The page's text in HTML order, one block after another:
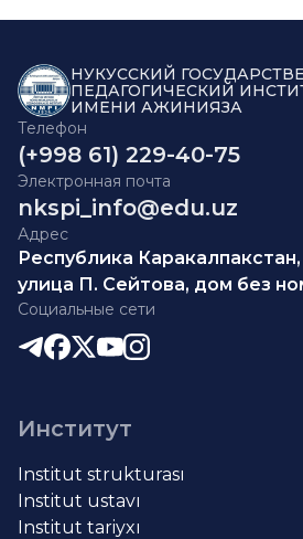
НУКУССКИЙ
ПЕДАГОГИЧЕСКИЙ
ИМЕНИ АЖИНИЯЗА
Телефон
(+998 61) 229-40-75
Электронная почта
nkspi_info@edu.uz
Адрес
Республика
улица П. Сейтова, дом без
Социальные сети
Институт
Institut strukturası
Institut ustavı
Institut tariyxı